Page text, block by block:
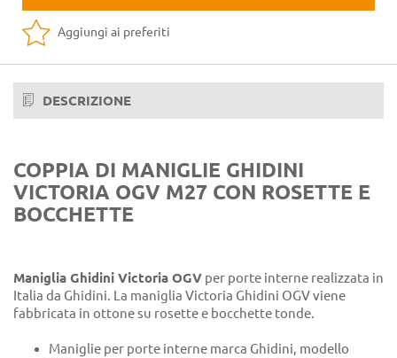
Aggiungi ai preferiti
DESCRIZIONE
COPPIA DI MANIGLIE GHIDINI
VICTORIA OGV M27 CON ROSETTE E
BOCCHETTE
Maniglia Ghidini Victoria OGV per porte interne realizzata in
Italia da Ghidini. La maniglia Victoria Ghidini OGV viene
fabbricata in ottone su rosette e bocchette tonde.
Maniglie per porte interne marca Ghidini, modello